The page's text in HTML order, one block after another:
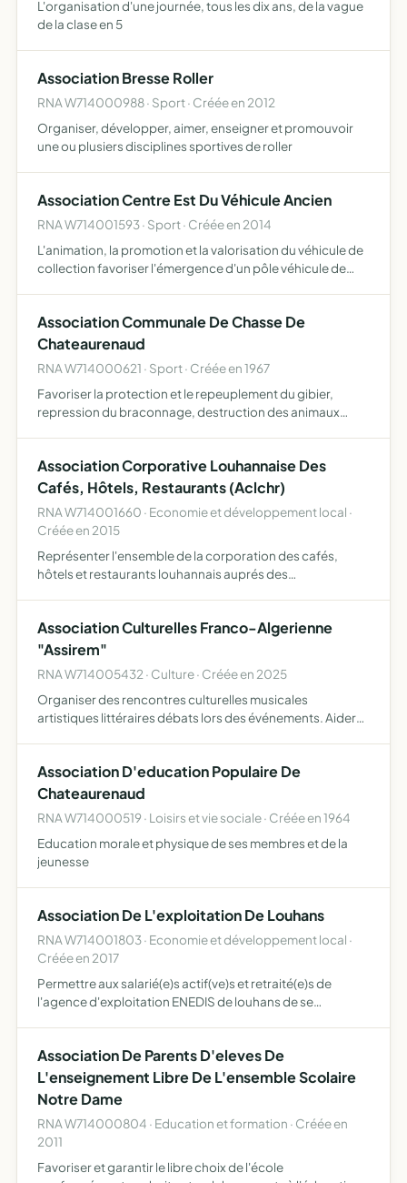
L'organisation d'une journée, tous les dix ans, de la vague
de la clase en 5
Association Bresse Roller
RNA W714000988 · Sport · Créée en 2012
Organiser, développer, aimer, enseigner et promouvoir
une ou plusiers disciplines sportives de roller
Association Centre Est Du Véhicule Ancien
RNA W714001593 · Sport · Créée en 2014
L'animation, la promotion et la valorisation du véhicule de
collection favoriser l'émergence d'un pôle véhicule de
Association Communale De Chasse De
Chateaurenaud
RNA W714000621 · Sport · Créée en 1967
Favoriser la protection et le repeuplement du gibier,
repression du braconnage, destruction des animaux
Association Corporative Louhannaise Des
Cafés, Hôtels, Restaurants (Aclchr)
RNA W714001660 · Economie et développement local ·
Créée en 2015
Représenter l'ensemble de la corporation des cafés,
hôtels et restaurants louhannais auprés des
économiques, défendre…
Association Culturelles Franco-Algerienne
"Assirem"
RNA W714005432 · Culture · Créée en 2025
Organiser des rencontres culturelles musicales
artistiques littéraires débats lors des événements. Aider
Association D'education Populaire De
Chateaurenaud
RNA W714000519 · Loisirs et vie sociale · Créée en 1964
Education morale et physique de ses membres et de la
jeunesse
Association De L'exploitation De Louhans
RNA W714001803 · Economie et développement local ·
Créée en 2017
Permettre aux salarié(e)s actif(ve)s et retraité(e)s de
l'agence d'exploitation ENEDIS de louhans de se
Association De Parents D'eleves De
L'enseignement Libre De L'ensemble Scolaire
Notre Dame
RNA W714000804 · Education et formation · Créée en
2011
Favoriser et garantir le libre choix de l'école